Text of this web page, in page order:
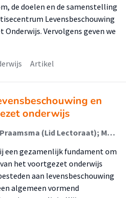
de doelen en de samenstelling
Levensbeschouwing
Vervolgens geven we
Artikel
en
onderwijs
Tacco Visser; Jan Marten Praamsma (Lid Lectoraat); Monique van Dijk-Groeneboer; Markus Davidsen; Tuur de Beer
een gezamenlijk fundament om
het voortgezet onderwijs
aan levensbeschouwing
algemeen vormend